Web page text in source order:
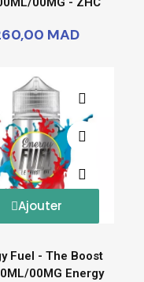
MAD
Ajouter
Fuel - The Boost
00MG Energy